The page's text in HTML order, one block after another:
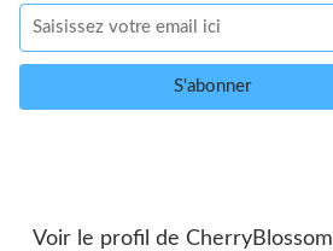
Voir le profil de CherryBlossom